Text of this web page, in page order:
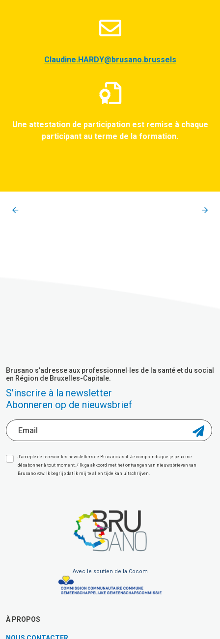
Claudine.HARDY@brusano.brussels
Une attestation de participation est remise à chaque
participant au terme de la formation.
Brusano s’adresse aux professionnel·les de la santé et du social
en Région de Bruxelles-Capitale.
S'inscrire à la newsletter
Abonneren op de nieuwsbrief
J’accepte de recevoir les newsletters de Brusano asbl. Je comprends que je peux me
désabonner à tout moment. / Ik ga akkoord met het ontvangen van nieuwsbrieven van
Brusano vzw. Ik begrijp dat ik mij te allen tijde kan uitschrijven.
Avec le soutien de la Cocom
À PROPOS